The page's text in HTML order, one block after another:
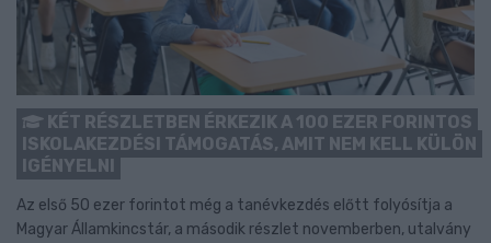
KÉT RÉSZLETBEN ÉRKEZIK A 100 EZER FORINTOS
ISKOLAKEZDÉSI TÁMOGATÁS, AMIT NEM KELL KÜLÖN
IGÉNYELNI
Az első 50 ezer forintot még a tanévkezdés előtt folyósítja a
Magyar Államkincstár, a második részlet novemberben, utalvány